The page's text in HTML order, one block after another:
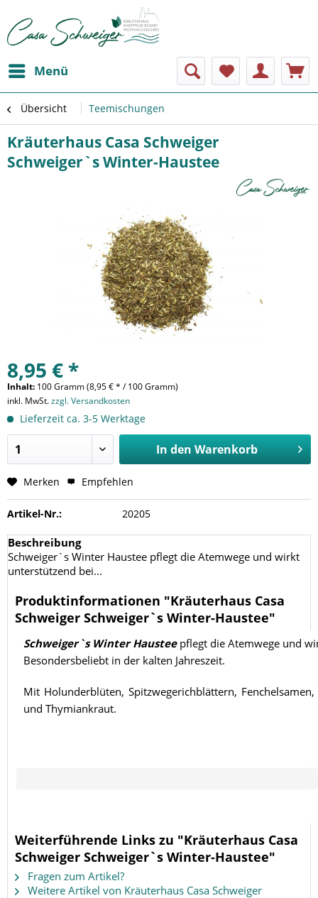
Menü
Übersicht Teemischungen
Kräuterhaus Casa Schweiger
Schweiger`s Winter-Haustee
8,95 € *
Inhalt: 100 Gramm (8,95 € * / 100 Gramm)
inkl. MwSt.zzgl. Versandkosten
Lieferzeit ca. 3-5 Werktage
In den Warenkorb
Merken Empfehlen
Artikel-Nr.: 20205
Beschreibung
Schweiger`s Winter Haustee pflegt die Atemwege und wirkt
unterstützend bei...
Produktinformationen "Kräuterhaus Casa
Schweiger Schweiger`s Winter-Haustee"
Schweiger`s Winter Hausteepflegt die Atemwege und
Besondersbeliebt in der kalten Jahreszeit.
Mit Holunderblüten, Spitzwegerichblättern,
und Thymiankraut.
Weiterführende Links zu "Kräuterhaus Casa
Schweiger Schweiger`s Winter-Haustee"
Fragen zum Artikel?
Weitere Artikel von Kräuterhaus Casa Schweiger